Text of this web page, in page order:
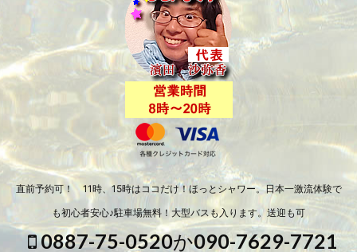
直前予約可！ 11時、15時はココだけ！ほっとシャワー。日本一激流体験で
も初心者安心♪駐車場無料！大型バスも入ります。送迎も可
0887-75-0520か090-7629-7721